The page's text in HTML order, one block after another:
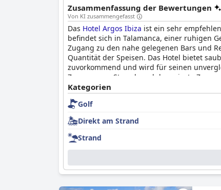
erholsamen Urlaub verbringen möchten,
Zusammenfassung der Bewertungen
Von KI zusammengefasst
Das Hotel Argos Ibiza ist ein sehr
befindet sich in Talamanca, einer ruhigen
Zugang zu den nahe gelegenen Bars und
Quantität der Speisen. Das Hotel bietet
zuvorkommend und wird für seinen
Zugang zum Strand, und der private
Klassifizierung haben viele Gäste das
Kategorien
Golf
Direkt am Strand
Strand